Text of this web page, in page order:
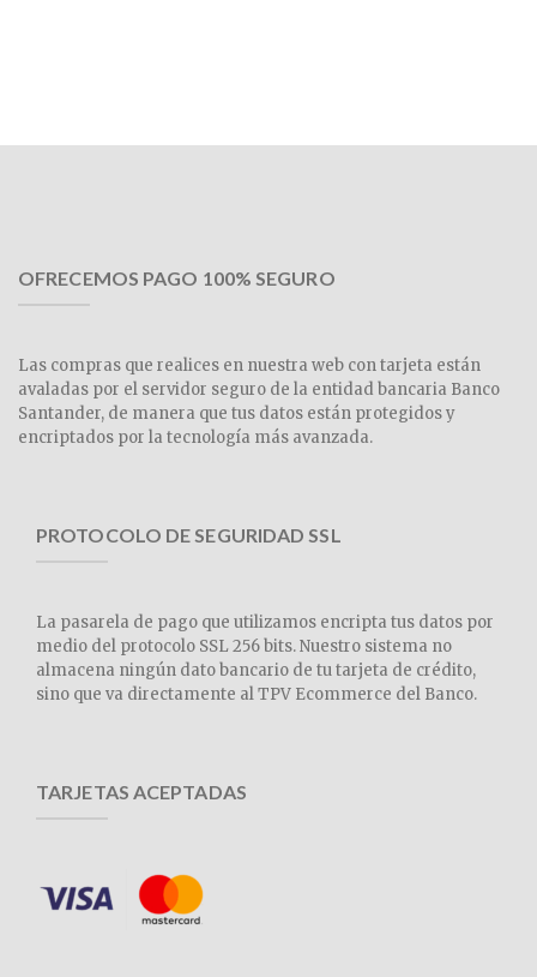
OFRECEMOS PAGO 100% SEGURO
Las compras que realices en nuestra web con tarjeta están
avaladas por el servidor seguro de la entidad bancaria Banco
Santander, de manera que tus datos están protegidos y
encriptados por la tecnología más avanzada.
PROTOCOLO DE SEGURIDAD SSL
La pasarela de pago que utilizamos encripta tus datos por
medio del protocolo SSL 256 bits. Nuestro sistema no
almacena ningún dato bancario de tu tarjeta de crédito,
sino que va directamente al TPV Ecommerce del Banco.
TARJETAS ACEPTADAS